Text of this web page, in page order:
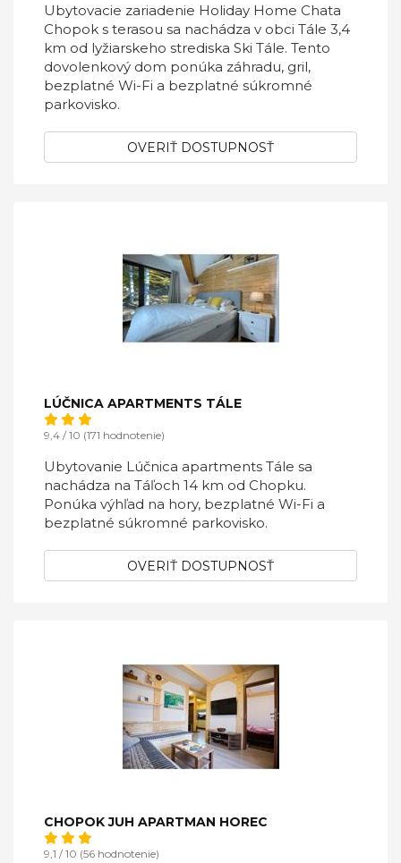
Ubytovacie zariadenie Holiday Home Chata
Chopok s terasou sa nachádza v obci Tále 3,4
km od lyžiarskeho strediska Ski Tále. Tento
dovolenkový dom ponúka záhradu, gril,
bezplatné Wi-Fi a bezplatné súkromné
parkovisko.
OVERIŤ DOSTUPNOSŤ
LÚČNICA APARTMENTS TÁLE
9,4 / 10 (171 hodnotenie)
Ubytovanie Lúčnica apartments Tále sa
nachádza na Táľoch 14 km od Chopku.
Ponúka výhľad na hory, bezplatné Wi-Fi a
bezplatné súkromné parkovisko.
OVERIŤ DOSTUPNOSŤ
CHOPOK JUH APARTMAN HOREC
9,1 / 10 (56 hodnotenie)